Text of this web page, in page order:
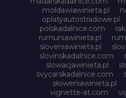
moldawiawinieta.pl
oplatyautostradowe.pl
polskadalnice.com
rumuniawinieta.pl
sloveniawinieta.pl
slovinskadalnice.com
slowacjawinieta.pl
svycarskadalnice.com
słoweniawinieta.pl
vignette-at.com